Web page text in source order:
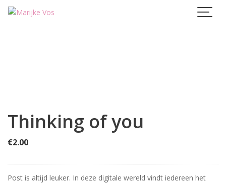
Skip
Thinking of you
€2.00
Post is altijd leuker. In deze digitale wereld vindt iedereen het